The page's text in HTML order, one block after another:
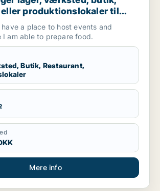
produktionslokaler til
Glostrup eller Brøndby m.fl.
a place to host events and
I am able to prepare food.
Butik, Restaurant,
Mere info